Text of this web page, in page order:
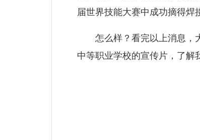
届世界技能大赛中成功摘得焊
怎么样？看完以上消息，大
中等职业学校的宣传片，了解